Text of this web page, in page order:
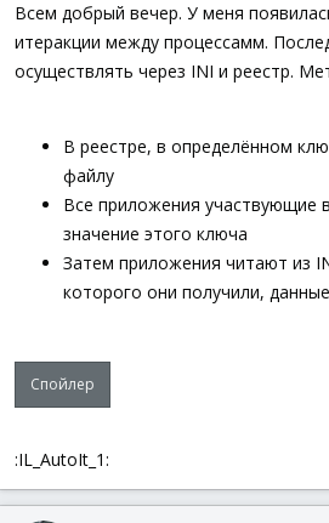
а
Всем добрый вечер. У меня
итеракции между процессамм.
осуществлять через INI и реестр.
В реестре, в определённом
файлу
Все приложения участвующие
значение этого ключа
Затем приложения читают из
которого они получили, данные
Спойлер
:IL_AutoIt_1: